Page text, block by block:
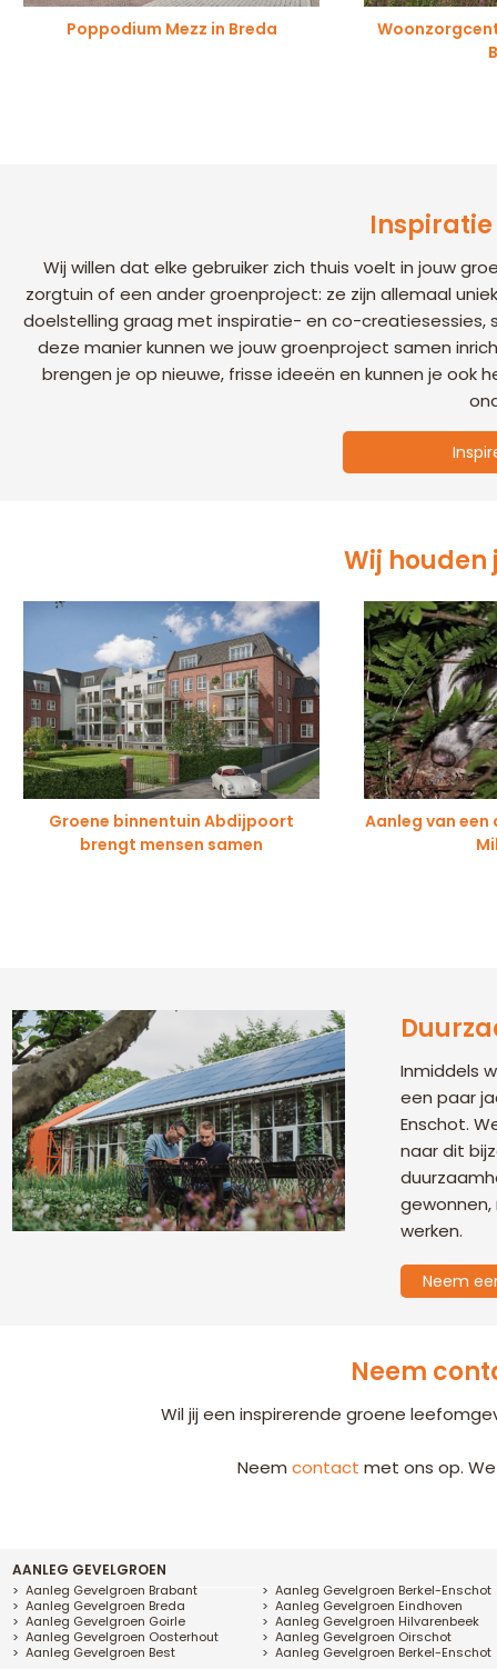
Poppodium Mezz in Breda
Wij willen dat elke gebruiker zich thuis voelt in jouw
zorgtuin of een ander groenproject: ze zijn allemaal
doelstelling graag met inspiratie- en co-creatiesessies,
deze manier kunnen we jouw groenproject samen
brengen je op nieuwe, frisse ideeën en kunnen je
Wij houden
Groene binnentuin Abdijpoort
brengt mensen samen
Aanleg van
Inmiddels
een paar
Enschot.
naar dit
werken.
Neem
Neem
Wil jij een inspirerende groene
Neem contact met ons op.
AANLEG GEVELGROEN
Aanleg Gevelgroen Brabant
Aanleg Gevelgroen Berkel-Enschot
Aanleg Gevelgroen Breda
Aanleg Gevelgroen Eindhoven
Aanleg Gevelgroen Goirle
Aanleg Gevelgroen Hilvarenbeek
Aanleg Gevelgroen Oosterhout
Aanleg Gevelgroen Oirschot
Aanleg Gevelgroen Best
Aanleg Gevelgroen Berkel-Enschot